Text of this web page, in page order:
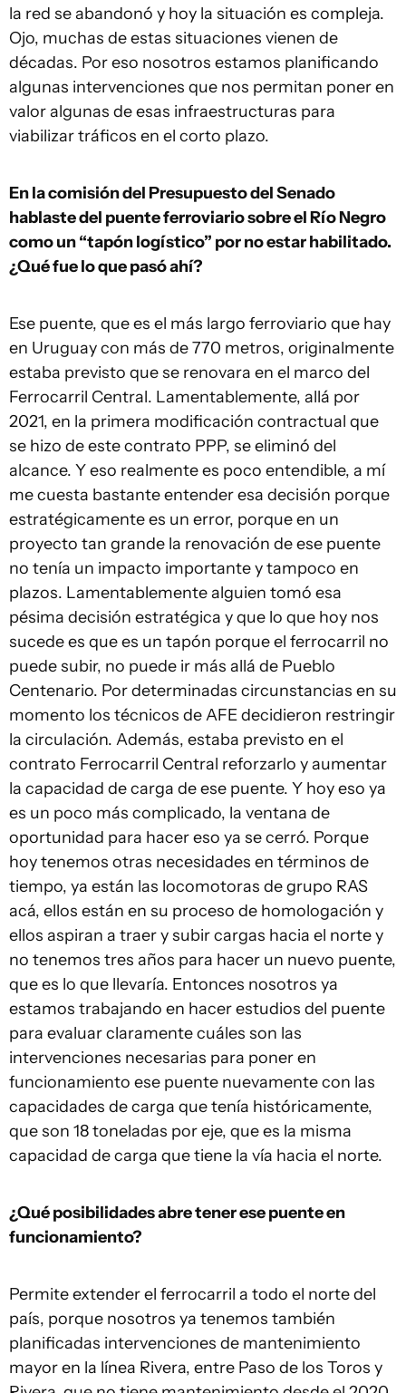
la red se abandonó y hoy la situación es compleja.
Ojo, muchas de estas situaciones vienen de
décadas. Por eso nosotros estamos planificando
algunas intervenciones que nos permitan poner en
valor algunas de esas infraestructuras para
viabilizar tráficos en el corto plazo.
En la comisión del Presupuesto del Senado
hablaste del puente ferroviario sobre el Río Negro
como un “tapón logístico” por no estar habilitado.
¿Qué fue lo que pasó ahí?
Ese puente, que es el más largo ferroviario que hay
en Uruguay con más de 770 metros, originalmente
estaba previsto que se renovara en el marco del
Ferrocarril Central. Lamentablemente, allá por
2021, en la primera modificación contractual que
se hizo de este contrato PPP, se eliminó del
alcance. Y eso realmente es poco entendible, a mí
me cuesta bastante entender esa decisión porque
estratégicamente es un error, porque en un
proyecto tan grande la renovación de ese puente
no tenía un impacto importante y tampoco en
plazos. Lamentablemente alguien tomó esa
pésima decisión estratégica y que lo que hoy nos
sucede es que es un tapón porque el ferrocarril no
puede subir, no puede ir más allá de Pueblo
Centenario. Por determinadas circunstancias en su
momento los técnicos de AFE decidieron restringir
la circulación. Además, estaba previsto en el
contrato Ferrocarril Central reforzarlo y aumentar
la capacidad de carga de ese puente. Y hoy eso ya
es un poco más complicado, la ventana de
oportunidad para hacer eso ya se cerró. Porque
hoy tenemos otras necesidades en términos de
tiempo, ya están las locomotoras de grupo RAS
acá, ellos están en su proceso de homologación y
ellos aspiran a traer y subir cargas hacia el norte y
no tenemos tres años para hacer un nuevo puente,
que es lo que llevaría. Entonces nosotros ya
estamos trabajando en hacer estudios del puente
para evaluar claramente cuáles son las
intervenciones necesarias para poner en
funcionamiento ese puente nuevamente con las
capacidades de carga que tenía históricamente,
que son 18 toneladas por eje, que es la misma
capacidad de carga que tiene la vía hacia el norte.
¿Qué posibilidades abre tener ese puente en
funcionamiento?
Permite extender el ferrocarril a todo el norte del
país, porque nosotros ya tenemos también
planificadas intervenciones de mantenimiento
mayor en la línea Rivera, entre Paso de los Toros y